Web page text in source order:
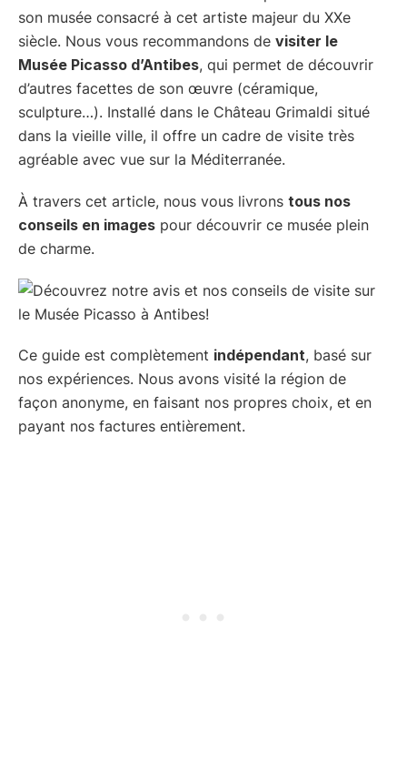
son musée consacré à cet artiste majeur du XXe
siècle. Nous vous recommandons de visiter le
Musée Picasso d’Antibes, qui permet de découvrir
d’autres facettes de son œuvre (céramique,
sculpture…). Installé dans le Château Grimaldi situé
dans la vieille ville, il offre un cadre de visite très
agréable avec vue sur la Méditerranée.
À travers cet article, nous vous livrons tous nos
conseils en images pour découvrir ce musée plein
de charme.
Ce guide est complètement indépendant, basé sur
nos expériences. Nous avons visité la région de
façon anonyme, en faisant nos propres choix, et en
payant nos factures entièrement.